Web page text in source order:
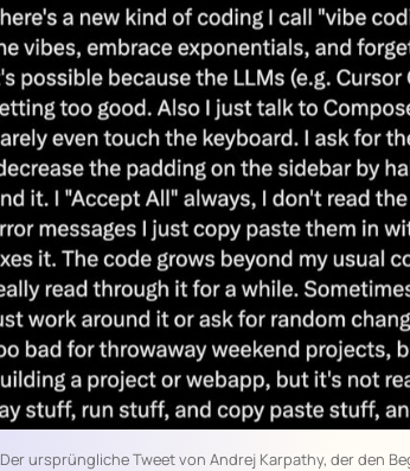
Der ursprüngliche Tweet von Andrej Karpathy, der den